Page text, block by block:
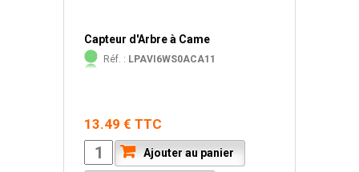
Capteur d'Arbre à Came
Réf. : LPAVI6WS0ACA11
13.49 € TTC
Ajouter au panier